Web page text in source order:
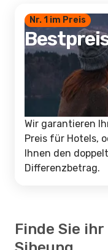
Nr. 1 im Preis
Wir garantieren
Preis für Hotels,
Ihnen den
Differenzbetrag.
Finde Sie